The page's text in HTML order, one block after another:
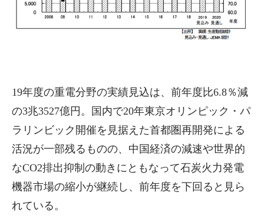
19年度の重電分野の実績見込は、前年度比6.8％減
の3兆3527億円。国内で20年東京オリンピック・パ
ラリンビック開催を見据えた首都圏再開発による
活況が一部残るものの、中国経済の減速や世界的
なCO2排出抑制の動きにともなって石炭火力発電
機器市場の縮小が継続し、前年度を下回ると見ら
れている。